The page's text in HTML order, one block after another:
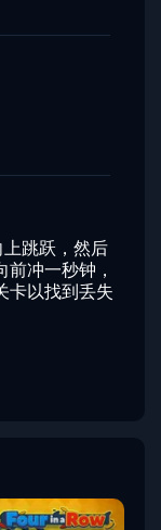
上跳跃，然后
冲一秒钟，
卡以找到丢失